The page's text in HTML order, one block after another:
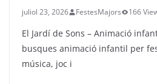
juliol 23, 2026 FestesMajors 166
El Jardí de Sons – Animació
busques animació infantil per
música, joc i